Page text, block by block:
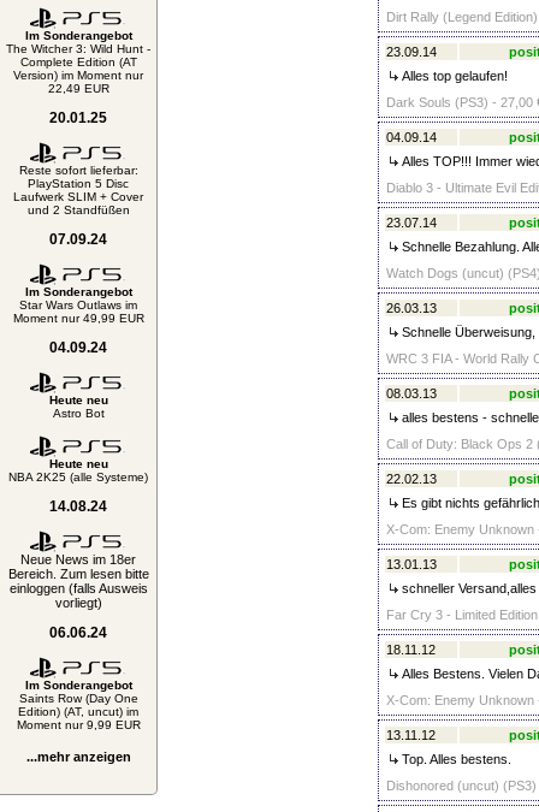
Im Sonderangebot
The Witcher 3: Wild Hunt -
Complete Edition (AT
Version) im Moment nur
22,49 EUR
20.01.25
Reste sofort lieferbar:
PlayStation 5 Disc
Laufwerk SLIM + Cover
und 2 Standfüßen
07.09.24
Im Sonderangebot
Star Wars Outlaws im
Moment nur 49,99 EUR
04.09.24
Heute neu
Astro Bot
Heute neu
NBA 2K25 (alle Systeme)
14.08.24
Neue News im 18er
Bereich. Zum lesen bitte
einloggen (falls Ausweis
vorliegt)
06.06.24
Im Sonderangebot
Saints Row (Day One
Edition) (AT, uncut) im
Moment nur 9,99 EUR
...mehr anzeigen
Dirt Rally (Legend
23.09.14
Alles top gelaufen!
Dark Souls (PS3) - 27,00
04.09.14
Alles TOP!!! Immer
Diablo 3 - Ultimate Evil
23.07.14
Schnelle Bezahlung.
Watch Dogs (uncut)
26.03.13
Schnelle Überweisung,
WRC 3 FIA - World Rally
08.03.13
alles bestens -
Call of Duty: Black Ops 2
22.02.13
Es gibt nichts
X-Com: Enemy
13.01.13
schneller
Far Cry 3 - Limited
18.11.12
Alles Bestens. Vielen
X-Com: Enemy
13.11.12
Top. Alles bestens.
Dishonored (uncut)